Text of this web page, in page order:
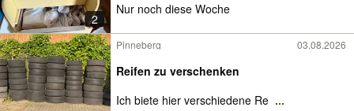
2
Nur noch diese Woche
Pinneberg 03.08.2026
Reifen zu verschenken
Ich biete hier verschiedene Re ...